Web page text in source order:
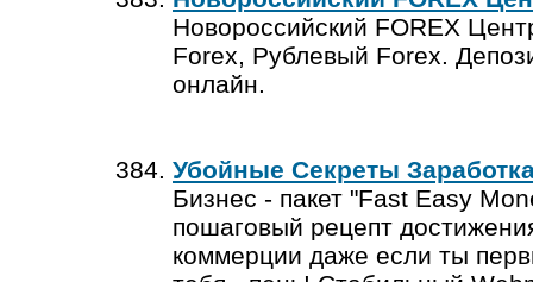
Новороссийский FOREX
Forex, Рублевый Forex.
онлайн.
Убойные Секреты
Бизнес - пакет "Fast Easy
пошаговый рецепт
коммерции даже если ты